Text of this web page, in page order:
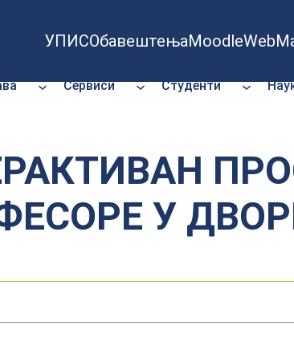
УПИСОбавештењаMoodle
Сервиси Студенти
У